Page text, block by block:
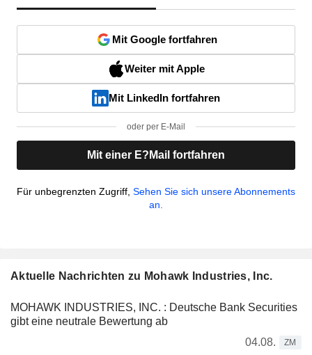
Mit Google fortfahren
Weiter mit Apple
Mit LinkedIn fortfahren
oder per E-Mail
Mit einer E?Mail fortfahren
Für unbegrenzten Zugriff, Sehen Sie sich unsere Abonnements
an.
Aktuelle Nachrichten zu Mohawk Industries, Inc.
MOHAWK INDUSTRIES, INC. : Deutsche Bank Securities
gibt eine neutrale Bewertung ab
04.08.
ZM